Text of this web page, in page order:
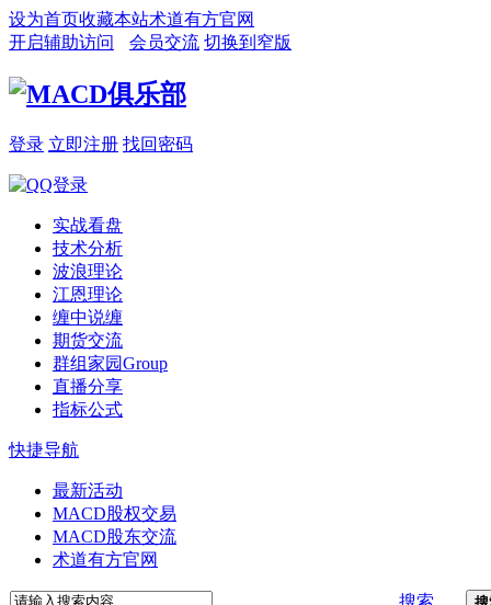
设为首页收藏本站术道有方官网
开启辅助访问
会员交流 切换到窄版
登录 立即注册 找回密码
实战看盘
技术分析
波浪理论
江恩理论
缠中说缠
期货交流
群组家园Group
直播分享
指标公式
快捷导航
最新活动
MACD股权交易
MACD股东交流
术道有方官网
搜索